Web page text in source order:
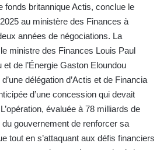
fonds britannique Actis, conclue le
au ministère des Finances à
années de négociations. La
ministre des Finances Louis Paul
et de l’Énergie Gaston Eloundou
délégation d’Actis et de Financia
d’une concession qui devait
évaluée à 78 milliards de
gouvernement de renforcer sa
tout en s’attaquant aux défis financiers